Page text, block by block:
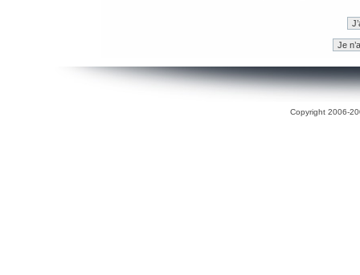
Copyright 2006-